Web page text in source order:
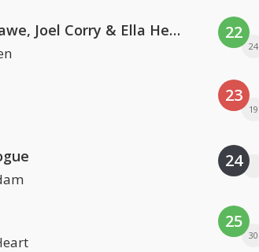
Nathan Dawe, Joel Corry & Ella Henderson 22
24
23
19
24
25
30